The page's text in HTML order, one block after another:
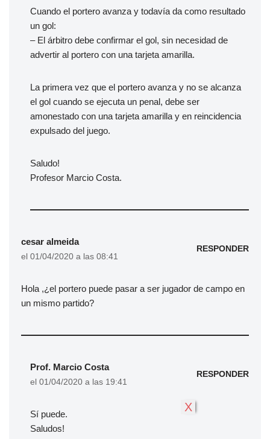
Cuando el portero avanza y todavía da como resultado
un gol:
– El árbitro debe confirmar el gol, sin necesidad de
advertir al portero con una tarjeta amarilla.
La primera vez que el portero avanza y no se alcanza
el gol cuando se ejecuta un penal, debe ser
amonestado con una tarjeta amarilla y en reincidencia
expulsado del juego.
Saludo!
Profesor Marcio Costa.
cesar almeida
el 01/04/2020 a las 08:41
RESPONDER
Hola ,¿el portero puede pasar a ser jugador de campo en
un mismo partido?
Prof. Marcio Costa
el 01/04/2020 a las 19:41
RESPONDER
Sí puede.
Saludos!
X